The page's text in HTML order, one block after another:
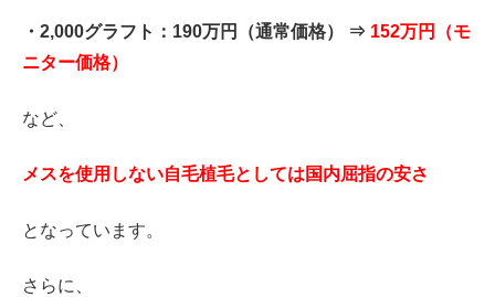
・2,000グラフト：190万円（通常価格） ⇒ 152万円（モ
ニター価格）
など、
メスを使用しない自毛植毛としては国内屈指の安さ
となっています。
さらに、